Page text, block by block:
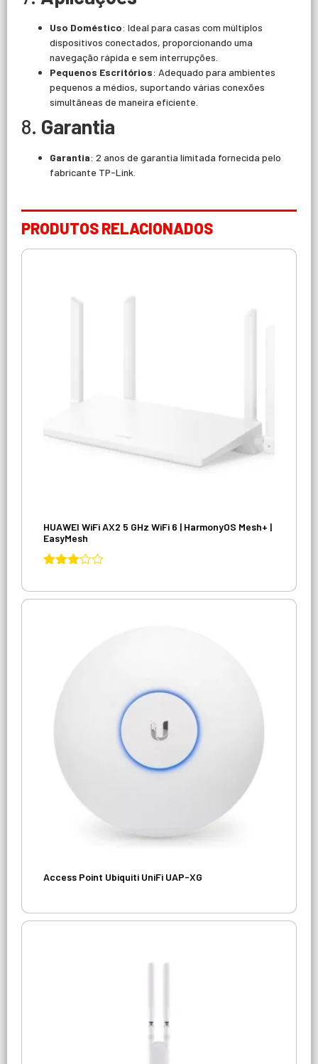
Uso Doméstico: Ideal para casas com múltiplos
dispositivos conectados, proporcionando uma
navegação rápida e sem interrupções.
Pequenos Escritórios: Adequado para ambientes
pequenos a médios, suportando várias conexões
simultâneas de maneira eficiente.
8. Garantia
Garantia: 2 anos de garantia limitada fornecida pelo
fabricante TP-Link.
PRODUTOS RELACIONADOS
HUAWEI WiFi AX2 5 GHz WiFi 6 | HarmonyOS Mesh+ |
EasyMesh
de 5
Access Point Ubiquiti UniFi UAP-XG